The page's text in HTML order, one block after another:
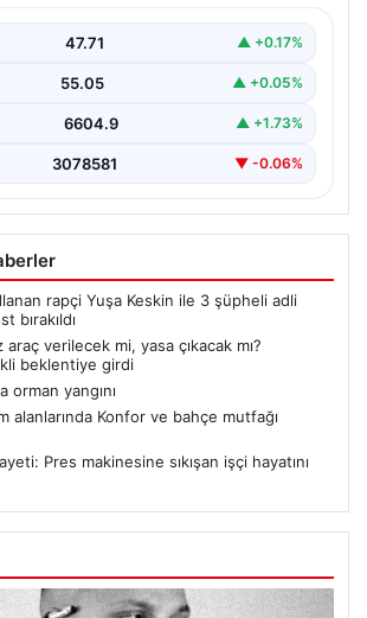
47.71 ▲ +0.17%
55.05 ▲ +0.05%
6604.9 ▲ +1.73%
3078581 ▼ -0.06%
rapçi Yuşa Keskin ile 3 şüpheli adli
bırakıldı
araç verilecek mi, yasa çıkacak mı?
beklentiye girdi
orman yangını
alanlarında Konfor ve bahçe mutfağı
Pres makinesine sıkışan işçi hayatını